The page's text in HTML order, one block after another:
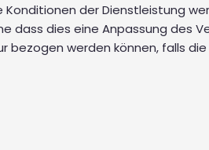
der Dienstleistung
dass dies eine Anpassung des
bezogen werden können, falls die